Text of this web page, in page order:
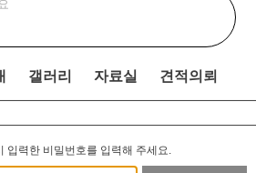
갤러리 자료실 견적의뢰
입력한 비밀번호를 입력해 주세요.